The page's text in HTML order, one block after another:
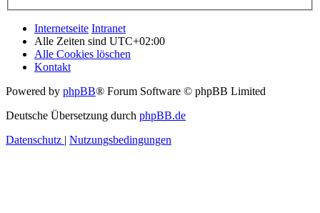
Internetseite Intranet
Alle Zeiten sind UTC+02:00
Alle Cookies löschen
Kontakt
Powered by phpBB® Forum Software © phpBB Limited
Deutsche Übersetzung durch phpBB.de
Datenschutz | Nutzungsbedingungen